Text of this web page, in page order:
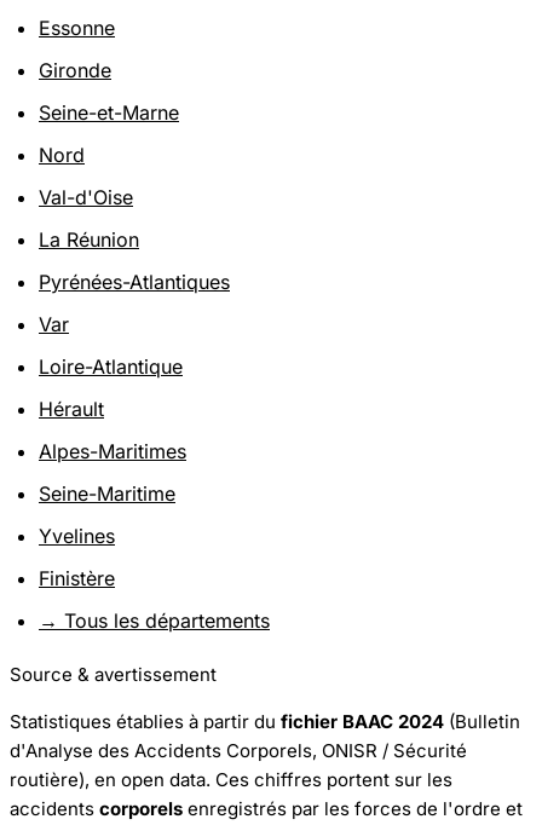
Essonne
Gironde
Seine-et-Marne
Nord
Val-d'Oise
La Réunion
Pyrénées-Atlantiques
Var
Loire-Atlantique
Hérault
Alpes-Maritimes
Seine-Maritime
Yvelines
Finistère
→ Tous les départements
Source & avertissement
Statistiques établies à partir du fichier BAAC 2024 (Bulletin
d'Analyse des Accidents Corporels, ONISR / Sécurité
routière), en open data. Ces chiffres portent sur les
accidents corporels enregistrés par les forces de l'ordre et